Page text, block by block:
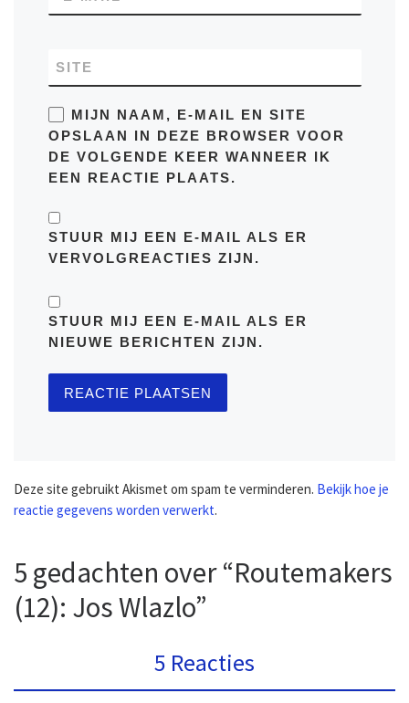
SITE
MIJN NAAM, E-MAIL EN SITE
OPSLAAN IN DEZE BROWSER VOOR
DE VOLGENDE KEER WANNEER IK
EEN REACTIE PLAATS.
STUUR MIJ EEN E-MAIL ALS ER
VERVOLGREACTIES ZIJN.
STUUR MIJ EEN E-MAIL ALS ER
NIEUWE BERICHTEN ZIJN.
Deze site gebruikt Akismet om spam te verminderen. Bekijk hoe je
reactie gegevens worden verwerkt.
5 gedachten over “Routemakers
(12): Jos Wlazlo”
5 Reacties